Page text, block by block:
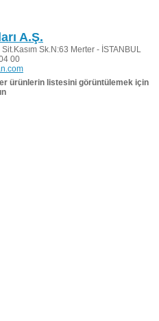
A.Ş.
Sk.N:63 Merter - İSTANBUL
00
ürünlerin listesini görüntülemek için